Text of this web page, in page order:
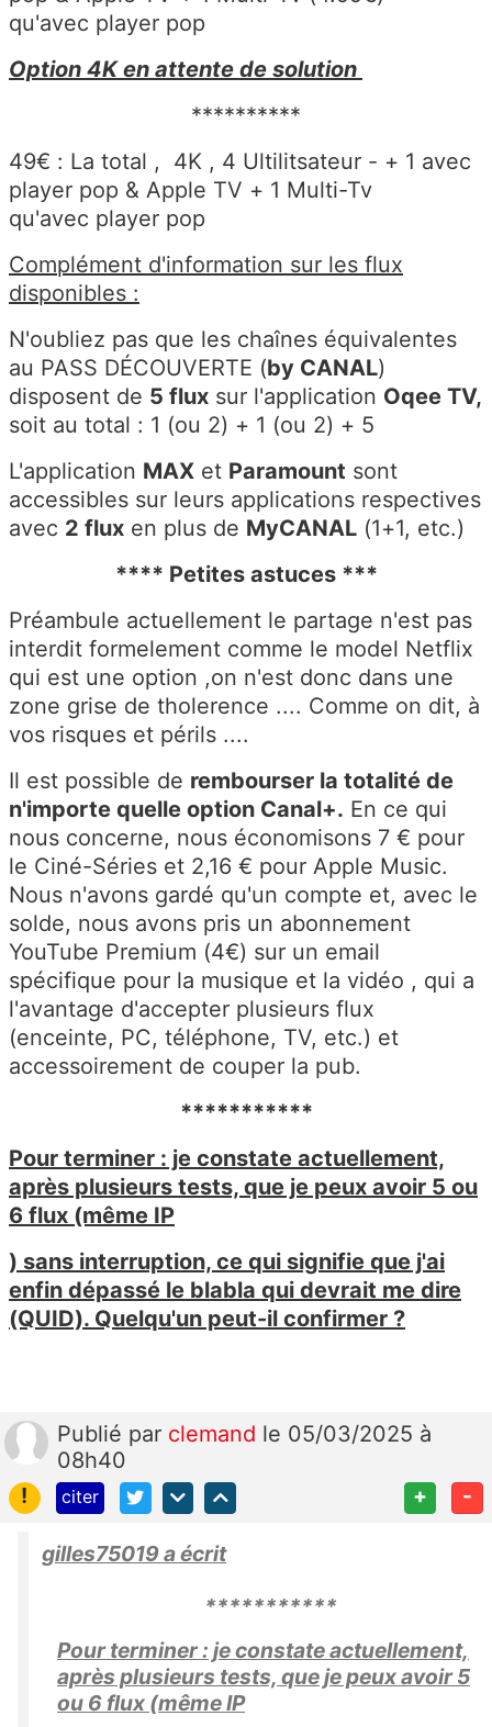
qu'avec player pop
Option 4K en attente de solution
**********
49€ : La total , 4K , 4 Ultilitsateur - + 1 avec
player pop & Apple TV + 1 Multi-Tv
qu'avec player pop
Complément d'information sur les flux
disponibles :
N'oubliez pas que les chaînes équivalentes
au PASS DÉCOUVERTE (by CANAL)
disposent de 5 flux sur l'application Oqee TV,
soit au total : 1 (ou 2) + 1 (ou 2) + 5
L'application MAX et Paramount sont
accessibles sur leurs applications respectives
avec 2 flux en plus de MyCANAL (1+1, etc.)
**** Petites astuces ***
Préambule actuellement le partage n'est pas
interdit formelement comme le model Netflix
qui est une option ,on n'est donc dans une
zone grise de tholerence .... Comme on dit, à
vos risques et périls ....
Il est possible de rembourser la totalité de
n'importe quelle option Canal+. En ce qui
nous concerne, nous économisons 7 € pour
le Ciné-Séries et 2,16 € pour Apple Music.
Nous n'avons gardé qu'un compte et, avec le
solde, nous avons pris un abonnement
YouTube Premium (4€) sur un email
spécifique pour la musique et la vidéo , qui a
l'avantage d'accepter plusieurs flux
(enceinte, PC, téléphone, TV, etc.) et
accessoirement de couper la pub.
***********
Pour terminer : je constate actuellement,
après plusieurs tests, que je peux avoir 5 ou
6 flux (même IP
) sans interruption, ce qui signifie que j'ai
enfin dépassé le blabla qui devrait me dire
(QUID). Quelqu'un peut-il confirmer ?
Publié par clemand le 05/03/2025 à
08h40
!
citer + -
gilles75019 a écrit
***********
Pour terminer : je constate actuellement,
après plusieurs tests, que je peux avoir 5
ou 6 flux (même IP